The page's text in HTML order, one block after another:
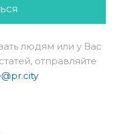
людям или у Вас
отправляйте